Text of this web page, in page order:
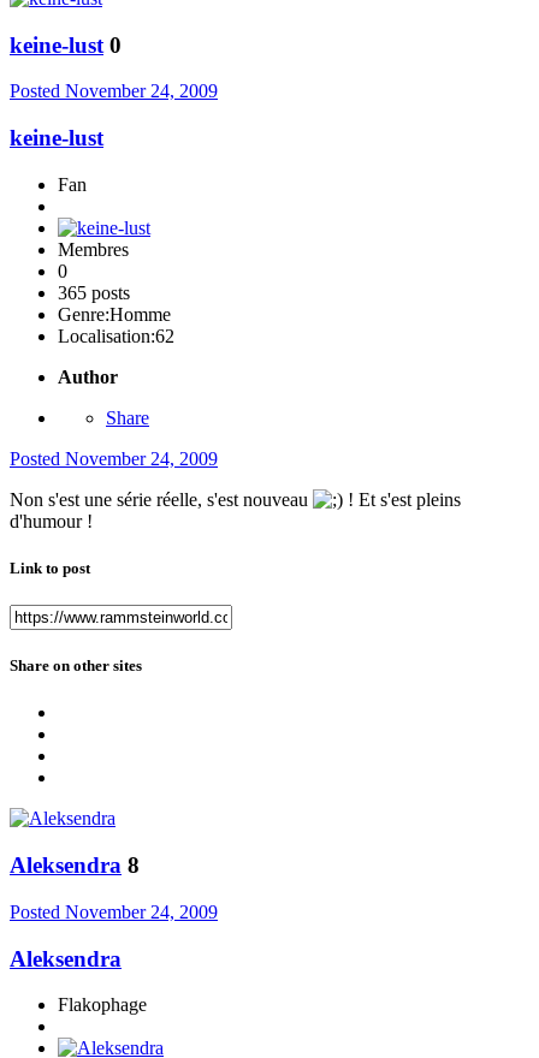
keine-lust 0
Posted November 24, 2009
keine-lust
Fan
Membres
0
365 posts
Genre:Homme
Localisation:62
Author
Share
Posted November 24, 2009
Non s'est une série réelle, s'est nouveau
! Et s'est pleins
d'humour !
Link to post
Share on other sites
Aleksendra 8
Posted November 24, 2009
Aleksendra
Flakophage